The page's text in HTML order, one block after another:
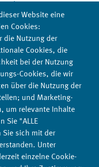
Website eine
Cookies:
die Nutzung der
Cookies, die
bei der Nutzung
Cookies, die wir
über die Nutzung der
und Marketing-
um relevante Inhalte
Sie "ALLE
Sie sich mit der
Unter
einzelne Cookie-
(Umweltbundesamt)
Gesetz (EEG) 2023